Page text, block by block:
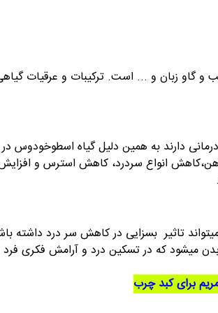
و گاو زبان و ... است. ترکیبات و عرقیات
دارند به همین دلیل گیاه اسطوخودوس
انواع سردرد، کاهش استرس و
تاثیر بسزایی در کاهش سر درد داشته
میشود که در تسکین درد و آرامش فکری فرد
برای کبد چرب